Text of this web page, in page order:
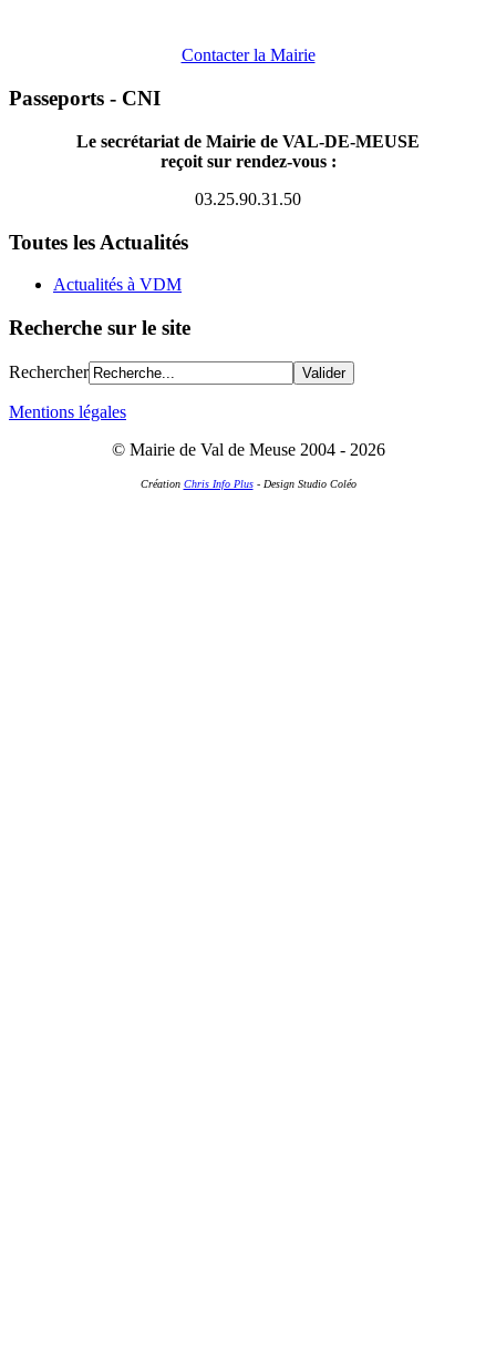
Contacter la Mairie
Passeports - CNI
Le secrétariat de Mairie de VAL-DE-MEUSE
reçoit sur rendez-vous :
03.25.90.31.50
Toutes les Actualités
Actualités à VDM
Recherche sur le site
Rechercher
Mentions légales
© Mairie de Val de Meuse 2004 - 2026
Création Chris Info Plus- Design Studio Coléo